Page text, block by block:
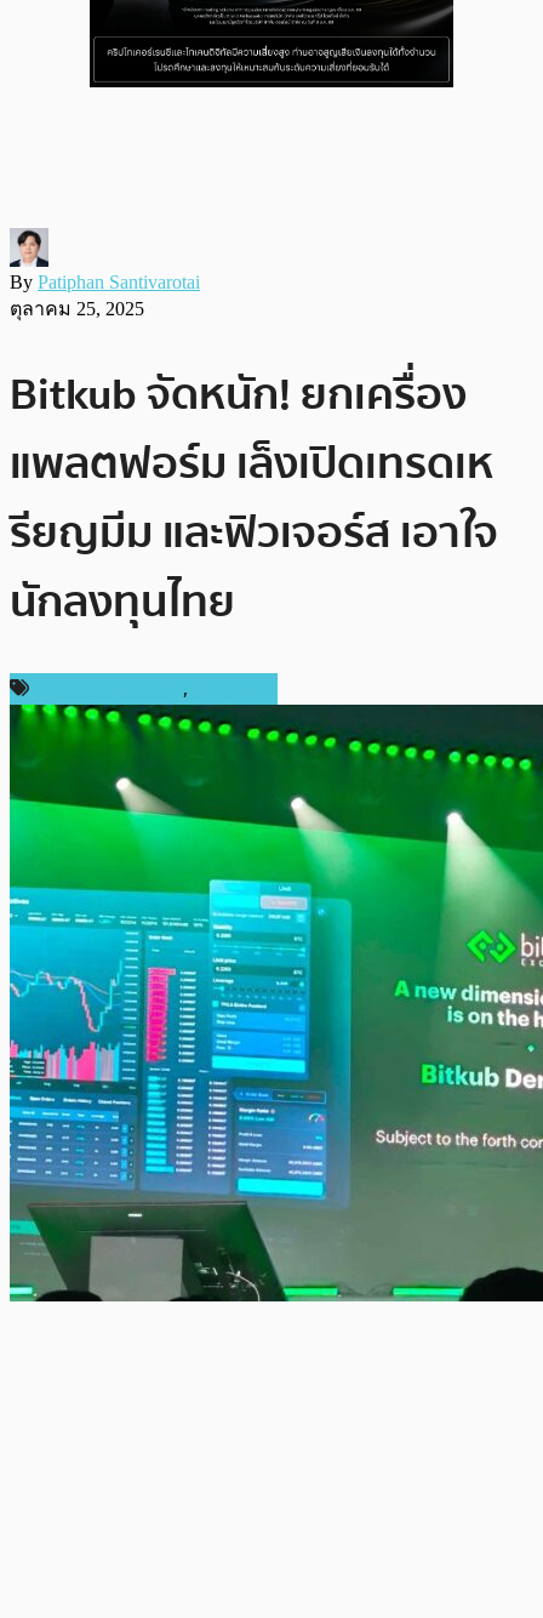
By Patiphan Santivarotai
ตุลาคม 25, 2025
Bitkub จัดหนัก! ยกเครื่อง
แพลตฟอร์ม เล็งเปิดเทรดเห
รียญมีม และฟิวเจอร์ส เอาใจ
นักลงทุนไทย
,